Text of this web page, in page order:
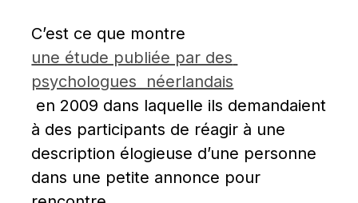
C’est ce que montre
une étude publiée par des
psychologues  néerlandais
en 2009 dans laquelle ils demandaient
à des participants de réagir à une
description élogieuse d’une personne
dans une petite annonce pour